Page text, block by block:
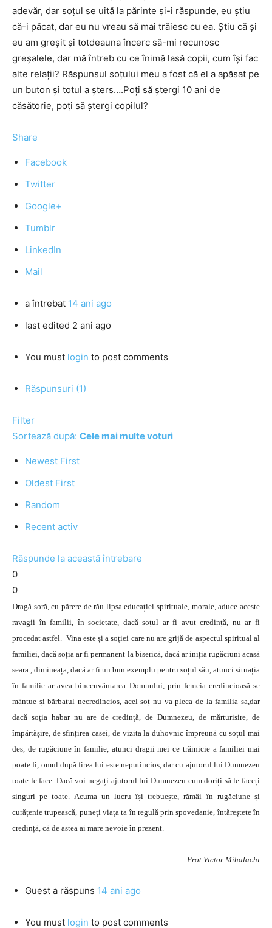
adevăr, dar soţul se uită la părinte şi-i răspunde, eu ştiu
că-i păcat, dar eu nu vreau să mai trăiesc cu ea. Ştiu că şi
eu am greşit şi totdeauna încerc să-mi recunosc
greşalele, dar mă întreb cu ce înimă lasă copii, cum îşi fac
alte relaţii? Răspunsul soţului meu a fost că el a apăsat pe
un buton şi totul a şters….Poţi să ştergi 10 ani de
căsătorie, poţi să ştergi copilul?
Share
Facebook
Twitter
Google+
Tumblr
LinkedIn
Mail
a întrebat 14 ani ago
last edited 2 ani ago
You must login to post comments
Răspunsuri (1)
Filter
Sortează după: Cele mai multe voturi
Newest First
Oldest First
Random
Recent activ
Răspunde la această întrebare
0
0
Dragă soră, cu părere de rău lipsa educației spirituale, morale, aduce aceste
ravagii în familii, în societate, dacă soțul ar fi avut credință, nu ar fi
procedat astfel. Vina este și a soției care nu are grijă de aspectul spiritual al
familiei, dacă soția ar fi permanent la biserică, dacă ar iniția rugăciuni acasă
seara , dimineața, dacă ar fi un bun exemplu pentru soțul său, atunci situația
în familie ar avea binecuvântarea Domnului, prin femeia credincioasă se
mântue și bărbatul necredincios, acel soț nu va pleca de la familia sa,dar
dacă soția habar nu are de credință, de Dumnezeu, de mărturisire, de
împărtășire, de sfințirea casei, de vizita la duhovnic împreună cu soțul mai
des, de rugăciune în familie, atunci dragii mei ce trăinicie a familiei mai
poate fi, omul după firea lui este neputincios, dar cu ajutorul lui Dumnezeu
toate le face. Dacă voi negați ajutorul lui Dumnezeu cum doriți să le faceți
singuri pe toate. Acuma un lucru își trebuește, rămâi în rugăciune și
curățenie trupească, puneți viața ta în regulă prin spovedanie, întăreștete în
credință, că de astea ai mare nevoie în prezent.
Prot Victor Mihalachi
Guest a răspuns 14 ani ago
You must login to post comments